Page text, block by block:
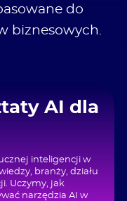
do
biznesowych.
AI dla
inteligencji w
branży, działu
Uczymy, jak
narzędzia AI w